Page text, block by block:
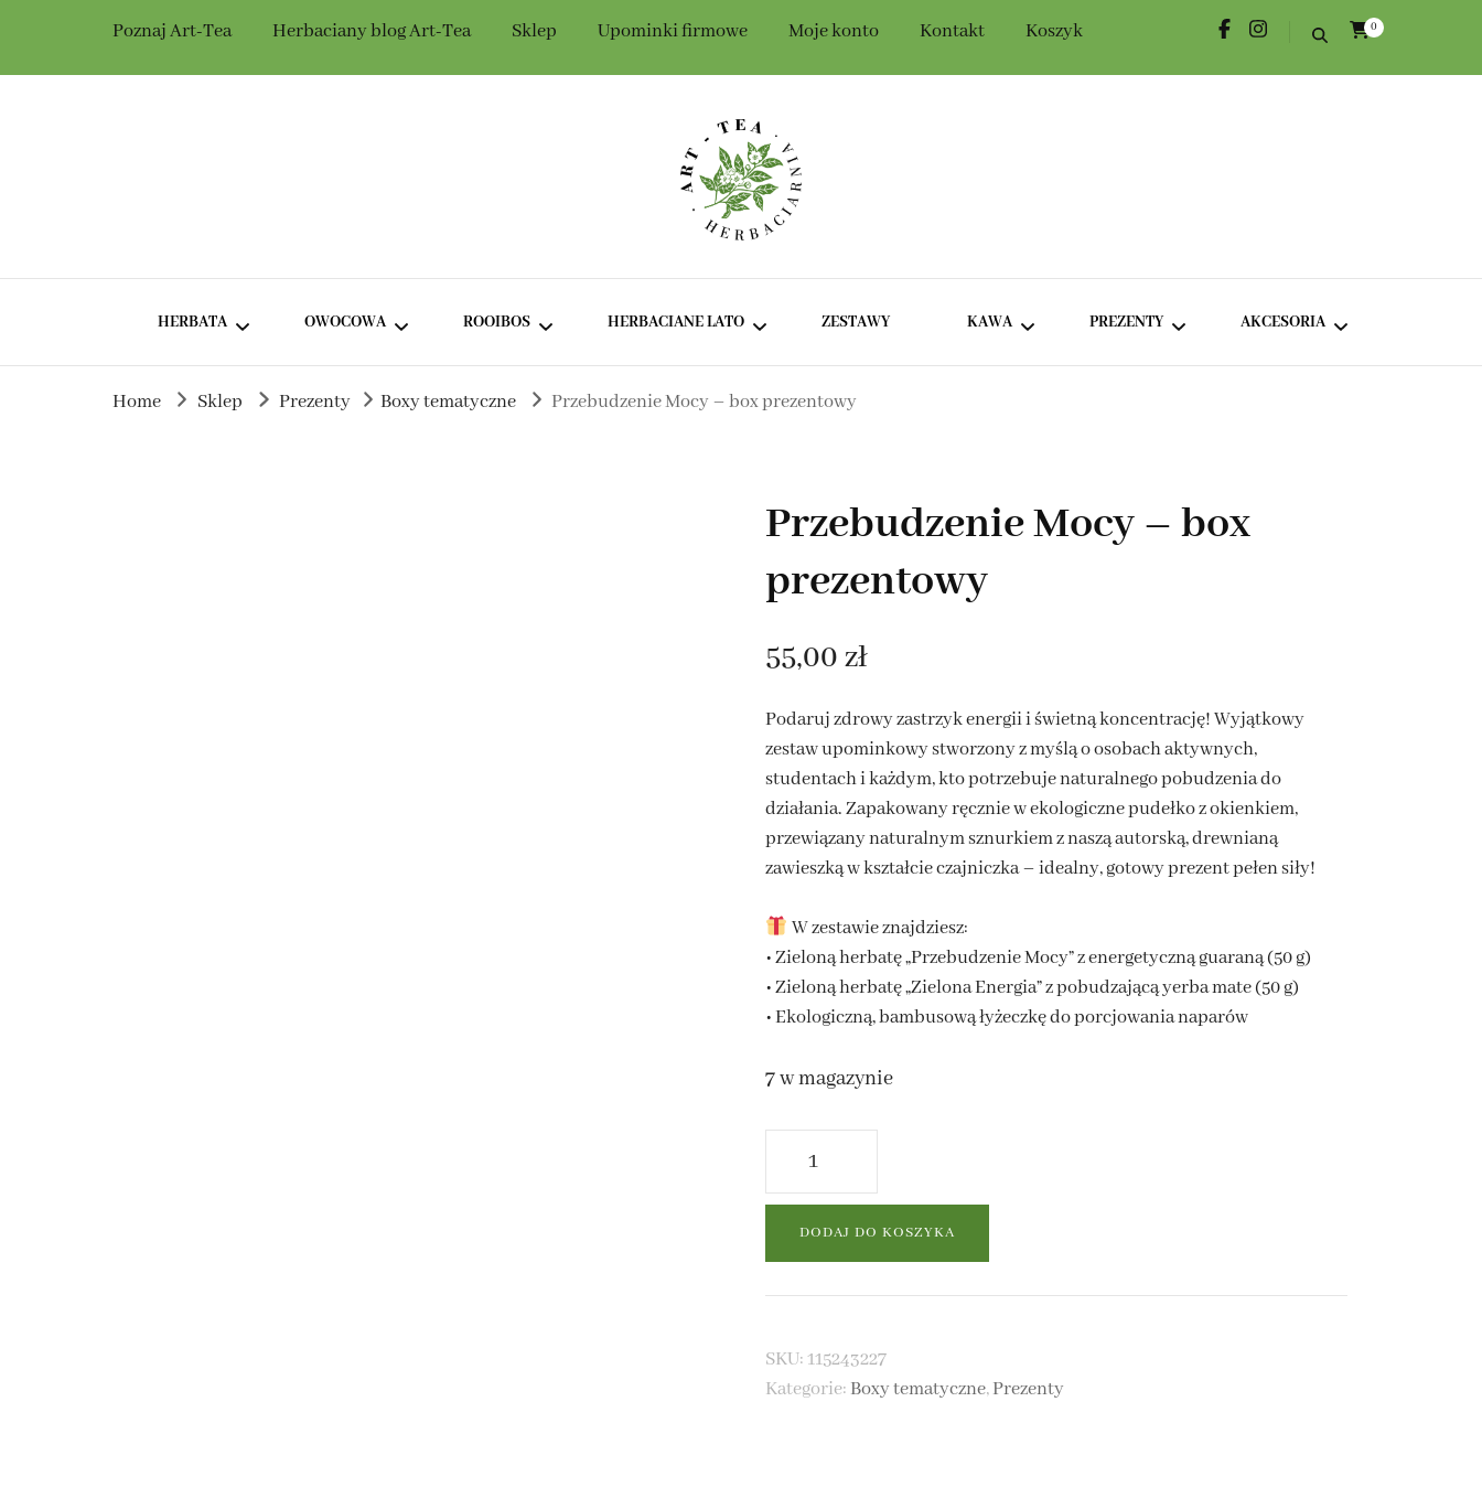
Poznaj Art-Tea Herbaciany blog Art-Tea Sklep Upominki firmowe Moje konto Kontakt Koszyk 0
Herbaciarnia Art-Tea
HERBATA
ZIELONA HERBATA BEZ
OWOCOWA
HERBATA OWOCOWA Z
ROOIBOS HERBACIANE LATO
ZIELONE I BIAŁE HERBATY
HERBATY OWOCOWE NA
ZESTAWY KAWA
KAWA Z NATURALNYMI
DODATKAMI
PREZENTY
DROBNE UPOMINKI
AKCESORIA
Home Sklep Prezenty Boxy tematyczne Przebudzenie Mocy – box prezentowy
Przebudzenie Mocy – box
prezentowy
55,00 zł
Podaruj zdrowy zastrzyk energii i świetną koncentrację! Wyjątkowy
zestaw upominkowy stworzony z myślą o osobach aktywnych,
studentach i każdym, kto potrzebuje naturalnego pobudzenia do
działania. Zapakowany ręcznie w ekologiczne pudełko z okienkiem,
przewiązany naturalnym sznurkiem z naszą autorską, drewnianą
zawieszką w kształcie czajniczka – idealny, gotowy prezent pełen siły!
W zestawie znajdziesz:
• Zieloną herbatę „Przebudzenie Mocy” z energetyczną guaraną (50 g)
• Zieloną herbatę „Zielona Energia” z pobudzającą yerba mate (50 g)
• Ekologiczną, bambusową łyżeczkę do porcjowania naparów
7 w magazynie
Przebudzenie
Mocy
prezentowy
DODAJ DO KOSZYKA
SKU:115243227
Kategorie: Boxy tematyczne,Prezenty